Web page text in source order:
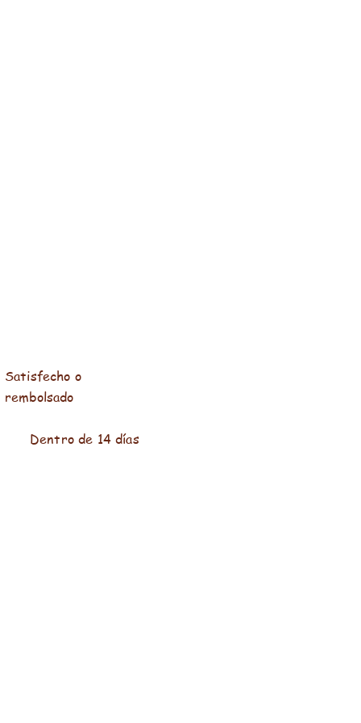
Satisfecho o
rembolsado
Dentro de 14 días